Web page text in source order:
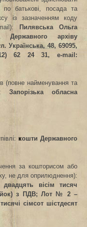
по батькові, посада та
із зазначенням коду
Пилявська Ольга
Державного архіву
Українська, 48, 69095,
62 24 31, е-mail:
(повне найменування та
: Запорізька обласна
: кошти Державного
за кошторисом або
не для оприлюднення):
вісім тисяч
з ПДВ; Лот № 2 –
сімсот шістдесят